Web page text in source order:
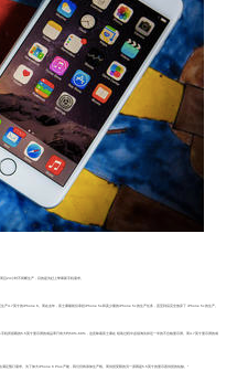
且24小时不间断生产，目的是为赶上苹果新手机需求。
产4.7英寸的iPhone 6。而在去年，富士康最初仅承担iPhone 5s和及少量的iPhone 5c的生产任务，直至到后完全放弃了 iPhone 5c的生产。
所搭载的5.5英寸显示屏的成品率只有大约50%-60%，这意味着富士康在组装过程中必须淘汰掉近一半的不合格显示屏。而4.7英寸显示屏的成
足预订需求。为了加大iPhone 6 Plus产能，我们仍将添加生产线。而供货受限的另一原因是5.5英寸的显示器供货的短缺。”